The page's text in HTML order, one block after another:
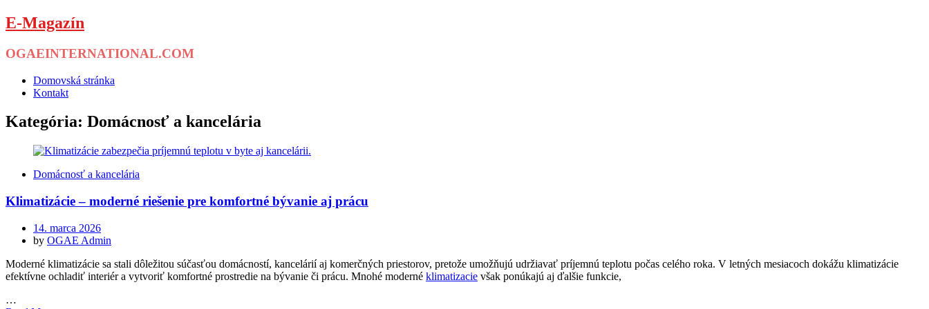
E-Magazín
OGAEINTERNATIONAL.COM
Menu
Skip
Domovská stránka
Kontakt
Kategória: Domácnosť a kancelária
Domácnosť a kancelária
Klimatizácie – moderné riešenie pre komfortné bývanie aj prácu
Posted
on
14. marca 2026
by OGAE Admin
Moderné klimatizácie sa stali dôležitou súčasťou domácností, kancelárií aj komerčných priestorov, pretože umožňujú udržiavať príjemnú teplotu počas celého roka. V letných mesiacoch dokážu klimatizácie
efektívne ochladiť interiér a vytvoriť komfortné prostredie na bývanie či prácu. Mnohé moderné klimatizacie však ponúkajú aj ďalšie funkcie,
…